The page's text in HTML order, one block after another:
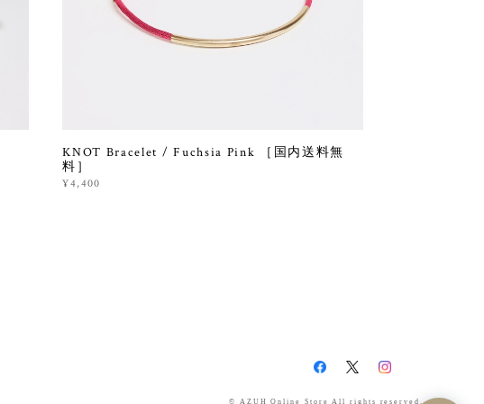
KNOT Bracelet / Fuchsia Pink ［国内送料無
料］
¥4,400
© AZUH Online Store All rights reserved.